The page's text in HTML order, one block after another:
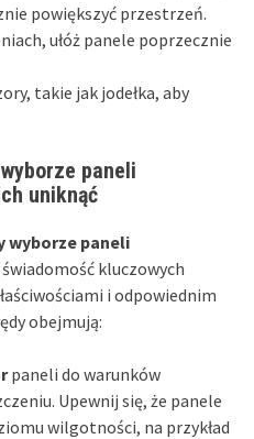
powiększyć przestrzeń.
ułóż panele poprzecznie
takie jak jodełka, aby
paneli
uniknąć
wyborze paneli
kluczowych
i odpowiednim
obejmują:
paneli do warunków
Upewnij się, że panele
wilgotności, na przykład